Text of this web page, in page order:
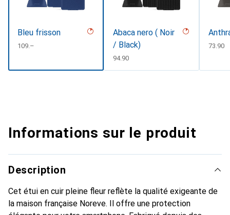
Bleu frisson
CHF
109.–
Abaca nero ( Noir
/ Black)
CHF
94.90
CHF
73.90
Informations sur le produit
Description
Cet étui en cuir pleine fleur reflète la qualité exigeante de
la maison française Noreve. Il offre une protection